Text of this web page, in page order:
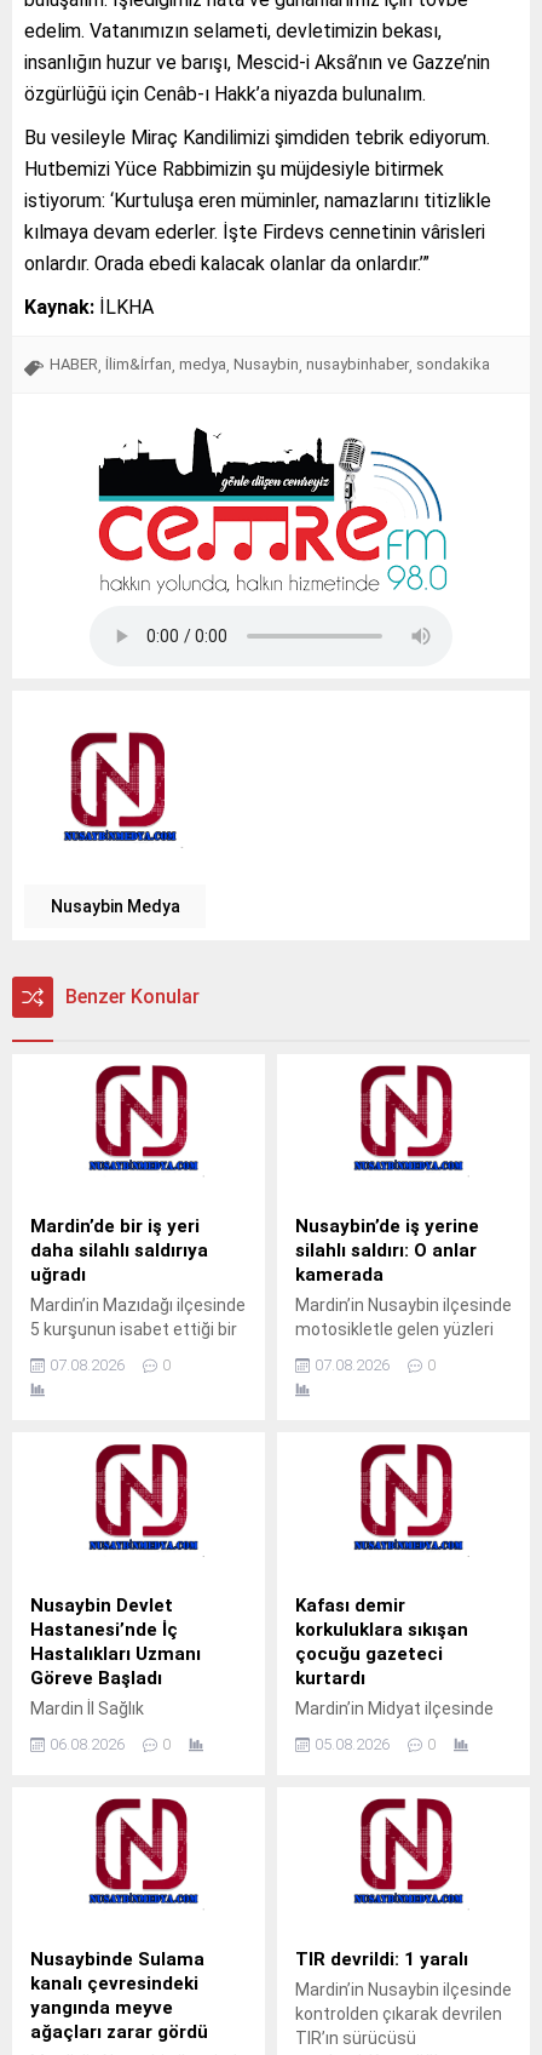
edelim. Vatanımızın selameti, devletimizin bekası,
insanlığın huzur ve barışı, Mescid-i Aksâ’nın ve Gazze’nin
özgürlüğü için Cenâb-ı Hakk’a niyazda bulunalım.
Bu vesileyle Miraç Kandilimizi şimdiden tebrik ediyorum.
Hutbemizi Yüce Rabbimizin şu müjdesiyle bitirmek
istiyorum: ‘Kurtuluşa eren müminler, namazlarını titizlikle
kılmaya devam ederler. İşte Firdevs cennetinin vârisleri
onlardır. Orada ebedi kalacak olanlar da onlardır.’”
Kaynak: İLKHA
HABER İlim&İrfan medya Nusaybin nusaybinhaber sondakika
Nusaybin Medya
Benzer Konular
Mardin’de bir iş yeri
daha silahlı saldırıya
uğradı
Mardin’in Mazıdağı ilçesinde
5 kurşunun isabet ettiği bir
düzenlendi. Olay, ilçeye bağlı
Poyraz Mahallesi Ömer
meydana geldi. Henüz
kimliği belirlenemeyen kişi
veya kişiler tarafından bir iş
yerine silahla ateş açıldı.
Tap Simulator Codes İş
ettiği saldırıda, iş yerinde
kimsenin bulunmaması...
07.08.2026 0
Nusaybin’de iş yerine
silahlı saldırı: O anlar
kamerada
Mardin’in Nusaybin ilçesinde
motosikletle gelen yüzleri
yerine silahlı saldırı
düzenledi. Saldırı anı iş
kamerasınca kaydedildi.
Olay, gece saatlerinde
Nusaybin ilçesi Mardin
Caddesi’nde meydana
geldi.Kimlikleri henüz
ve yüzleri maskeli 2 şüpheli,
cadde üzerinde seyir
halindeyken bir iş yerinin
önünden geçtikleri sırada
07.08.2026 0
Nusaybin Devlet
Hastanesi’nde İç
Hastalıkları Uzmanı
Göreve Başladı
Mardin İl Sağlık
Devlet Hastanesi’nde İç
Ali Yiğit hasta kabulüne
başladı. Muayene olmak
isteyen vatandaşlar, ALO
182 çağrı merkezi veya
MHRS (Merkezi Hekim
üzerinden randevu alarak
muayene olabilecek. Tap
Simulator Codes
06.08.2026 0
Kafası demir
korkuluklara sıkışan
çocuğu gazeteci
kurtardı
Mardin’in Midyat ilçesinde
korkulukları arasına kafası
Ahmet Akkuş’un
müdahalesiyle kurtarıldı.
Olay, akşam saatlerinde
Cumhuriyet Mahallesi’nde
meydana geldi.Akrabalarını
çocuk, pencerenin demir
korkulukları arasına kafasını
sokunca sıkışarak mahsur
kaldı. Çocuğun ağlama
sesini duyan yakınları
05.08.2026 0
Nusaybinde Sulama
kanalı çevresindeki
yangında meyve
ağaçları zarar gördü
TIR devrildi: 1 yaralı
Mardin’in Nusaybin ilçesinde
kontrolden çıkarak devrilen
TIR’ın sürücüsü